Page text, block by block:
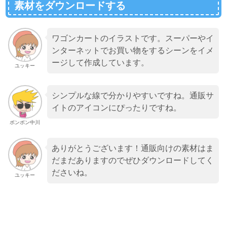
素材をダウンロードする
ユッキー
ワゴンカートのイラストです。スーパーやイ
ンターネットでお買い物をするシーンをイメ
ージして作成しています。
ボンボン中川
シンプルな線で分かりやすいですね。通販サ
イトのアイコンにぴったりですね。
ユッキー
ありがとうございます！通販向けの素材はま
だまだありますのでぜひダウンロードしてく
ださいね。